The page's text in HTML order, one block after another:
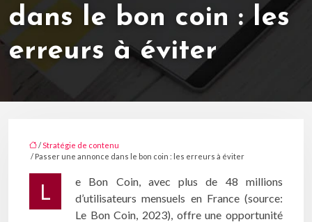
dans le bon coin : les
erreurs à éviter
/Stratégie de contenu
/ Passer une annonce dans le bon coin : les erreurs à éviter
L
e Bon Coin, avec plus de 48 millions
d’utilisateurs mensuels en France (source:
Le Bon Coin, 2023), offre une opportunité